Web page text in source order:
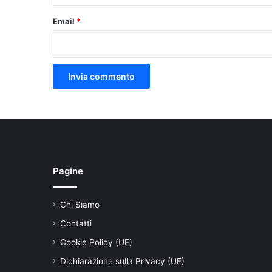
Email *
Pagine
Chi Siamo
Contatti
Cookie Policy (UE)
Dichiarazione sulla Privacy (UE)